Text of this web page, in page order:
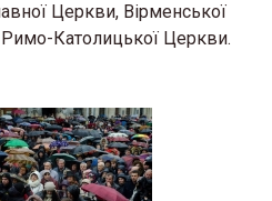
Церкви, Вірменської
Католицької Церкви.